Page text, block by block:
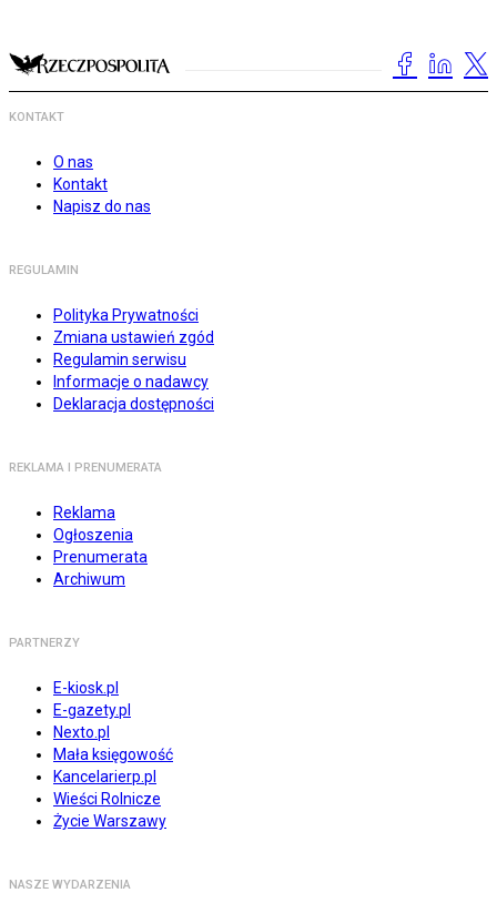
KONTAKT
O nas
Kontakt
Napisz do nas
REGULAMIN
Polityka Prywatności
Zmiana ustawień zgód
Regulamin serwisu
Informacje o nadawcy
Deklaracja dostępności
REKLAMA I PRENUMERATA
Reklama
Ogłoszenia
Prenumerata
Archiwum
PARTNERZY
E-kiosk.pl
E-gazety.pl
Nexto.pl
Mała księgowość
Kancelarierp.pl
Wieści Rolnicze
Życie Warszawy
NASZE WYDARZENIA